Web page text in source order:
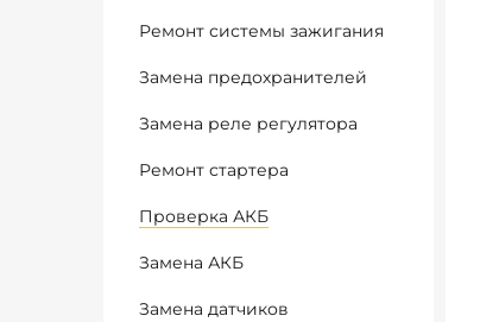
Ремонт системы зажигания
Замена предохранителей
Замена реле регулятора
Ремонт стартера
Проверка АКБ
Замена АКБ
Замена датчиков